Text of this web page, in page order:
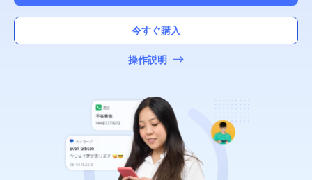
今すぐ購入
操作説明